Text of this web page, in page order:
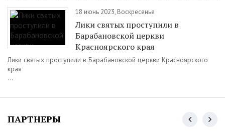
18 июнь 2023, Воскресенье
Лики святых проступили в
Барабановской церкви
Красноярского края
Лики святых проступили в Барабановской церкви Красноярского
края
...
ПАРТНЕРЫ